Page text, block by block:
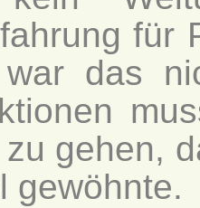
für
das
gehen,
gewöhnte.